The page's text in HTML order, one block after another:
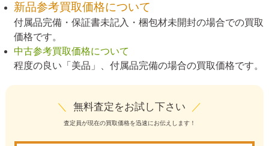
新品参考買取価格について
付属品完備・保証書未記入・梱包材未開封の場合での買取
価格です。
中古参考買取価格について
程度の良い「美品」、付属品完備の場合の買取価格です。
＼ 無料査定をお試し下さい ／
査定員が現在の買取価格を迅速にお伝えします！